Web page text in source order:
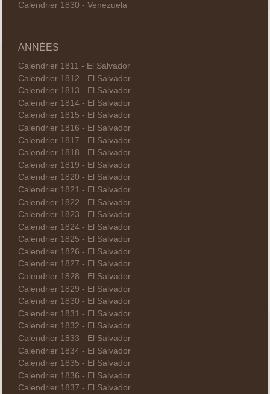
Calendrier 1830 - Venezuela
ANNÉES
Calendrier 1811 - El Salvador
Calendrier 1812 - El Salvador
Calendrier 1813 - El Salvador
Calendrier 1814 - El Salvador
Calendrier 1815 - El Salvador
Calendrier 1816 - El Salvador
Calendrier 1817 - El Salvador
Calendrier 1818 - El Salvador
Calendrier 1819 - El Salvador
Calendrier 1820 - El Salvador
Calendrier 1821 - El Salvador
Calendrier 1822 - El Salvador
Calendrier 1823 - El Salvador
Calendrier 1824 - El Salvador
Calendrier 1825 - El Salvador
Calendrier 1826 - El Salvador
Calendrier 1827 - El Salvador
Calendrier 1828 - El Salvador
Calendrier 1829 - El Salvador
Calendrier 1830 - El Salvador
Calendrier 1831 - El Salvador
Calendrier 1832 - El Salvador
Calendrier 1833 - El Salvador
Calendrier 1834 - El Salvador
Calendrier 1835 - El Salvador
Calendrier 1836 - El Salvador
Calendrier 1837 - El Salvador